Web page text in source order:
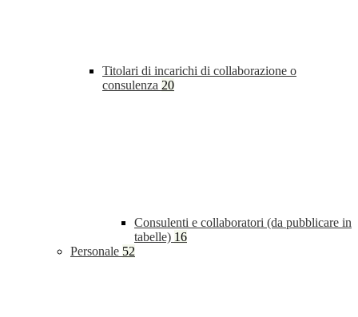
Titolari di incarichi di collaborazione o
consulenza 20
Consulenti e collaboratori (da pubblicare in
tabelle) 16
Personale 52